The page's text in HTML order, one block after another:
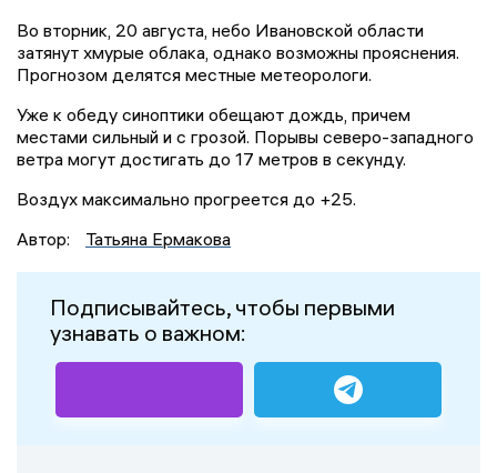
Во вторник, 20 августа, небо Ивановской области
затянут хмурые облака, однако возможны прояснения.
Прогнозом делятся местные метеорологи.
Уже к обеду синоптики обещают дождь, причем
местами сильный и с грозой. Порывы северо-западного
ветра могут достигать до 17 метров в секунду.
Воздух максимально прогреется до +25.
Автор:
Татьяна Ермакова
Подписывайтесь, чтобы первыми
узнавать о важном: